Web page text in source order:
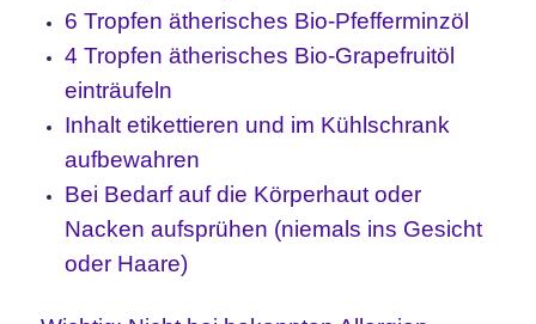
6 Tropfen ätherisches Bio-Pfefferminzöl
4 Tropfen ätherisches Bio-Grapefruitöl
einträufeln
Inhalt etikettieren und im Kühlschrank
aufbewahren
Bei Bedarf auf die Körperhaut oder
Nacken aufsprühen (niemals ins Gesicht
oder Haare)